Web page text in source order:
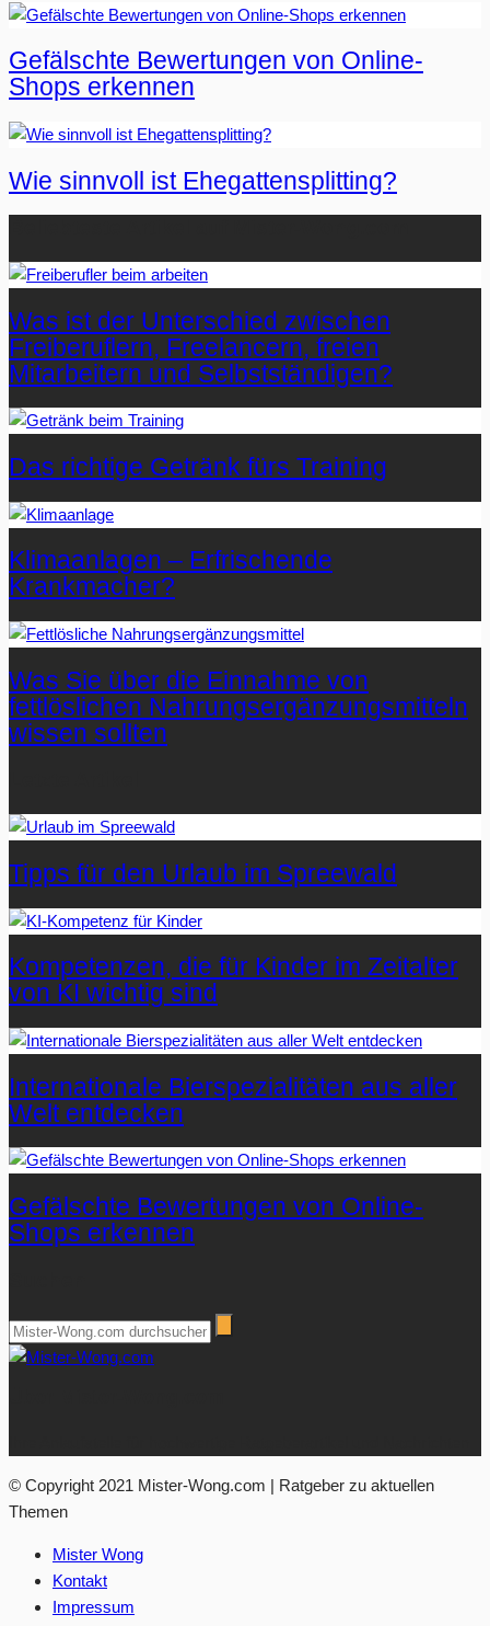
Gefälschte Bewertungen von Online-
Shops erkennen
Wie sinnvoll ist Ehegattensplitting?
Was ist der Unterschied zwischen
Freiberuflern, Freelancern, freien
Mitarbeitern und Selbstständigen?
Das richtige Getränk fürs Training
Klimaanlagen – Erfrischende
Krankmacher?
Was Sie über die Einnahme von
fettlöslichen Nahrungsergänzungsmitteln
wissen sollten
Tipps für den Urlaub im Spreewald
Kompetenzen, die für Kinder im Zeitalter
von KI wichtig sind
Internationale Bierspezialitäten aus aller
Welt entdecken
Gefälschte Bewertungen von Online-
Shops erkennen
© Copyright 2021 Mister-Wong.com | Ratgeber zu aktuellen
Themen
Mister Wong
Kontakt
Impressum